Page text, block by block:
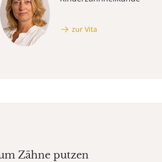
zur Vita
Zähne putzen